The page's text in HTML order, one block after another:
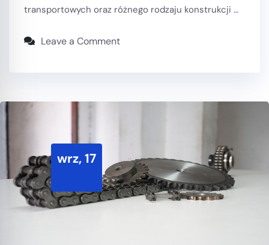
transportowych oraz różnego rodzaju konstrukcji …
Leave a Comment
wrz, 17